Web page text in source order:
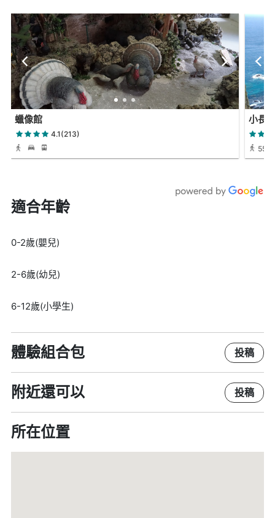
蠟像館
4.1(213)
小長
55 分
適合年齡
0-2歲(嬰兒)
2-6歲(幼兒)
6-12歲(小學生)
體驗組合包 投稿
附近還可以 投稿
所在位置